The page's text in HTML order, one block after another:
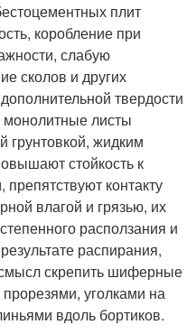
плит
коробление при
слабую
сколов и других
твердости
монолитные листы
грунтовкой, жидким
стойкость к
контакту
влагой и грязью, их
расползания и
распирания,
скрепить шиферные
уголками на
вдоль бортиков.